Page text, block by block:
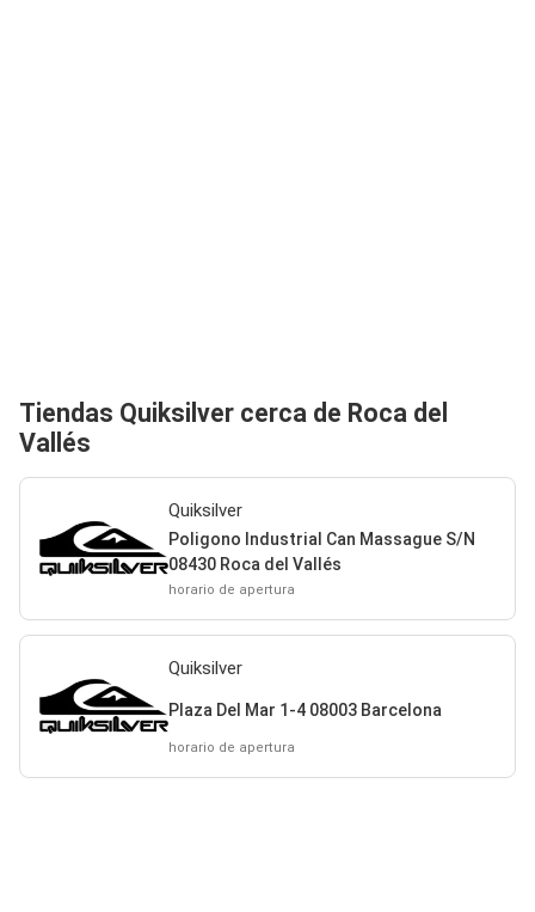
Tiendas Quiksilver cerca de Roca del
Vallés
Quiksilver
Poligono Industrial Can Massague S/N
08430 Roca del Vallés
horario de apertura
Quiksilver
Plaza Del Mar 1-4 08003 Barcelona
horario de apertura